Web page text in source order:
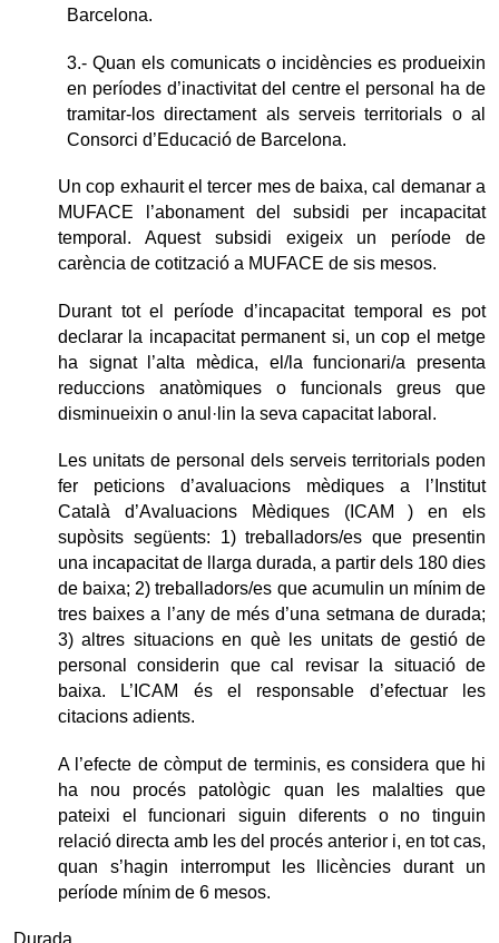
Barcelona.
3.- Quan els comunicats o incidències es produeixin
en períodes d’inactivitat del centre el personal ha de
tramitar-los directament als serveis territorials o al
Consorci d’Educació de Barcelona.
Un cop exhaurit el tercer mes de baixa, cal demanar a
MUFACE l’abonament del subsidi per incapacitat
temporal. Aquest subsidi exigeix un període de
carència de cotització a MUFACE de sis mesos.
Durant tot el període d’incapacitat temporal es pot
declarar la incapacitat permanent si, un cop el metge
ha signat l’alta mèdica, el/la funcionari/a presenta
reduccions anatòmiques o funcionals greus que
disminueixin o anul·lin la seva capacitat laboral.
Les unitats de personal dels serveis territorials poden
fer peticions d’avaluacions mèdiques a l’Institut
Català d’Avaluacions Mèdiques (ICAM ) en els
supòsits següents: 1) treballadors/es que presentin
una incapacitat de llarga durada, a partir dels 180 dies
de baixa; 2) treballadors/es que acumulin un mínim de
tres baixes a l’any de més d’una setmana de durada;
3) altres situacions en què les unitats de gestió de
personal considerin que cal revisar la situació de
baixa. L’ICAM és el responsable d’efectuar les
citacions adients.
A l’efecte de còmput de terminis, es considera que hi
ha nou procés patològic quan les malalties que
pateixi el funcionari siguin diferents o no tinguin
relació directa amb les del procés anterior i, en tot cas,
quan s’hagin interromput les llicències durant un
període mínim de 6 mesos.
Durada